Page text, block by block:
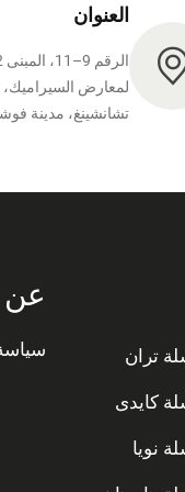
العنوان
لمعارض السيراميك،
تشانشينغ، مدينة
تران
كايدى
نويا
عن